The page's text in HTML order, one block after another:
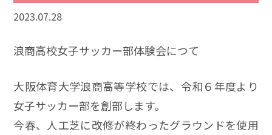
2023.07.28
浪商高校女子サッカー部体験会につて
大阪体育大学浪商高等学校では、令和６年度より
女子サッカー部を創部します。
今春、人工芝に改修が終わったグラウンドを使用